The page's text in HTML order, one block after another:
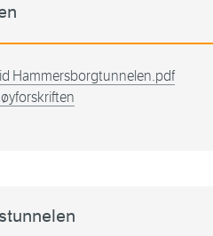
Hammersborgtunnelen.pdf